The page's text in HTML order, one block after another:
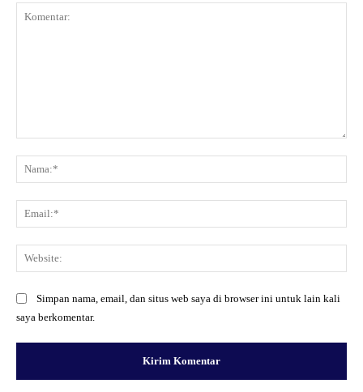
Simpan nama, email, dan situs web saya di browser ini untuk lain kali
saya berkomentar.